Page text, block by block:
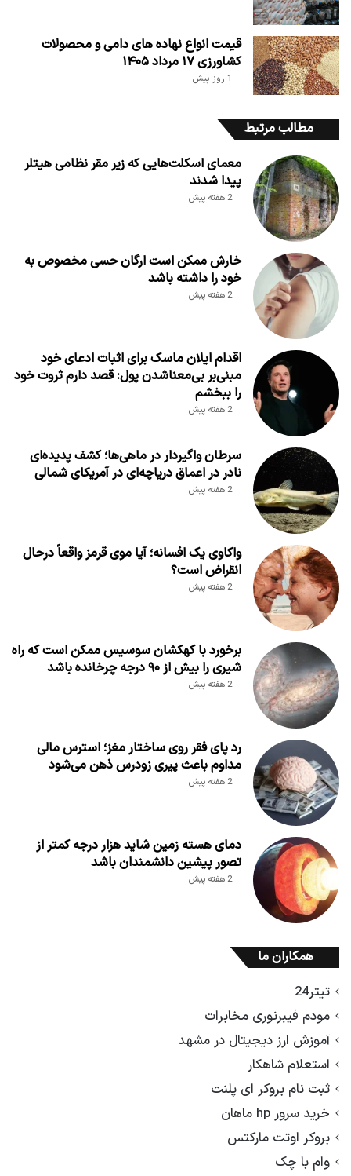
قیمت انواع نهاده های دامی و محصولات
کشاورزی ۱۷ مرداد ۱۴۰۵
1 روز پیش
مطالب مرتبط
معمای اسکلت‌هایی که زیر مقر نظامی هیتلر
پیدا شدند
2 هفته پیش
خارش ممکن است ارگان حسی مخصوص به
خود را داشته باشد
2 هفته پیش
اقدام ایلان ماسک برای اثبات ادعای خود
مبنی‌بر بی‌معناشدن پول: قصد دارم ثروت خود
را ببخشم
2 هفته پیش
سرطان واگیردار در ماهی‌ها؛ کشف پدیده‌ای
نادر در اعماق دریاچه‌ای در آمریکای شمالی
2 هفته پیش
واکاوی یک افسانه؛ آیا موی قرمز واقعاً درحال
انقراض است؟
2 هفته پیش
برخورد با کهکشان سوسیس ممکن است که راه
شیری را بیش از ۹۰ درجه چرخانده باشد
2 هفته پیش
رد پای فقر روی ساختار مغز؛ استرس مالی
مداوم باعث پیری زودرس ذهن می‌شود
2 هفته پیش
دمای هسته زمین شاید هزار درجه کمتر از
تصور پیشین دانشمندان باشد
2 هفته پیش
همکاران ما
تیتر24
مودم فیبرنوری مخابرات
آموزش ارز دیجیتال در مشهد
استعلام شاهکار
ثبت نام بروکر ای پلنت
خرید سرور hp ماهان
بروکر اوتت مارکتس
وام با چک